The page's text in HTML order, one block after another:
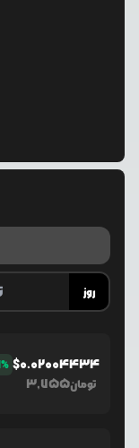
روز
% $0.02004434
3,755تومان